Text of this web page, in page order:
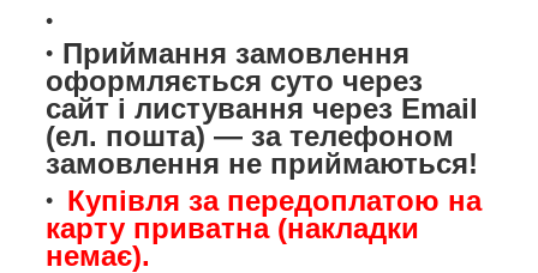
Приймання замовлення
оформляється суто через
сайт і листування через Email
(ел. пошта) — за телефоном
замовлення не приймаються!
Купівля за передоплатою на
карту приватна (накладки
немає).